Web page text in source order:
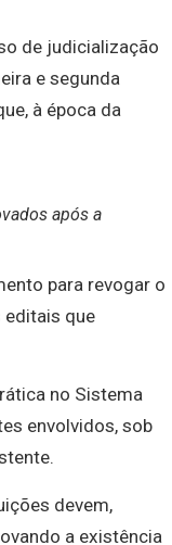
de judicialização
e segunda
à época da
após a
para revogar o
editais que
no Sistema
envolvidos, sob
devem,
a existência